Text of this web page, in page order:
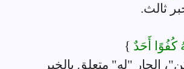
ثالث.
كُفُوًا أَحَدٌ }
الجار "له" متعلق بالخبر